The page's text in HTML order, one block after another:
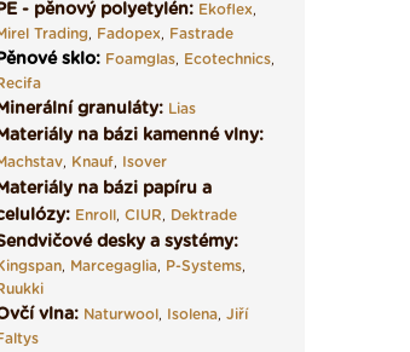
- pěnový polyetylén: Ekoflex,
Trading, Fadopex, Fastrade
sklo: Foamglas, Ecotechnics,
granuláty: Lias
na bázi kamenné vlny:
, Knauf, Isover
na bázi papíru a
Enroll, CIUR, Dektrade
desky a systémy:
, Marcegaglia, P-Systems,
vlna: Naturwool, Isolena, Jiří